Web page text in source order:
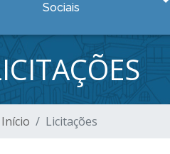
Sociais
Início Licitações